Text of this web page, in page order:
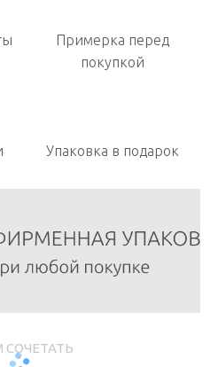
Примерка перед
покупкой
Упаковка в подарок
СОЧЕТАТЬ